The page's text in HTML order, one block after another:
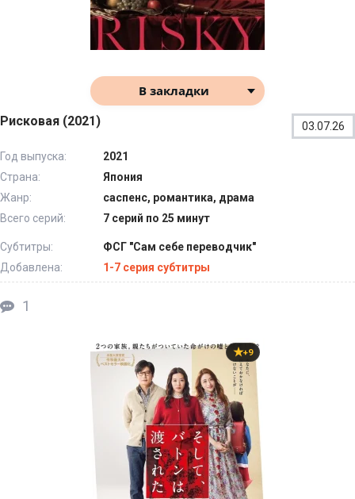
В закладки
Рисковая (2021) 03.07.26
Год выпуска:
2021
Страна:
Япония
Жанр:
саспенс, романтика, драма
Всего серий:
7 серий по 25 минут
Субтитры:
ФСГ "Сам себе переводчик"
Добавлена:
1-7 серия субтитры
1
+9